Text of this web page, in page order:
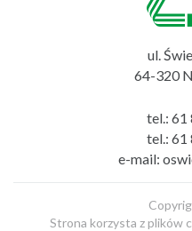
ul.
64-320
tel.: 61
tel.: 61
e-mail:
Strona korzysta z plików